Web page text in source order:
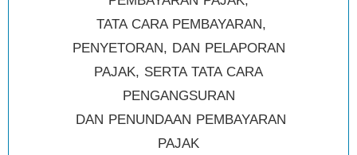
TATA CARA PEMBAYARAN,
PENYETORAN, DAN PELAPORAN
PAJAK, SERTA TATA CARA
PENGANGSURAN
DAN PENUNDAAN PEMBAYARAN
PAJAK